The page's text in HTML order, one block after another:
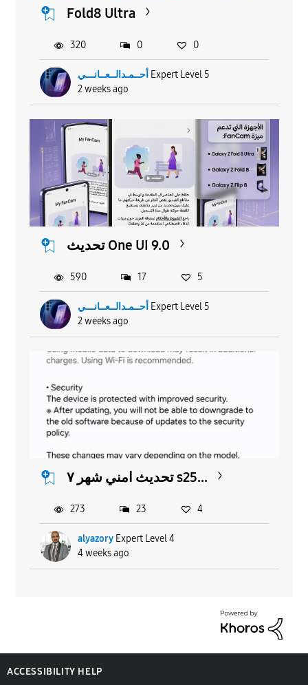
Fold8 Ultra
أحــمـدالــعــانـــي Expert Level 5
2 weeks ago
320 0 0
تحديث One UI 9.0
أحــمـدالــعــانـــي Expert Level 5
2 weeks ago
590 17 5
تحديث امني شهر ٧ s25...
alyazory Expert Level 4
4 weeks ago
273 23 4
ACCESSIBILITY HELP